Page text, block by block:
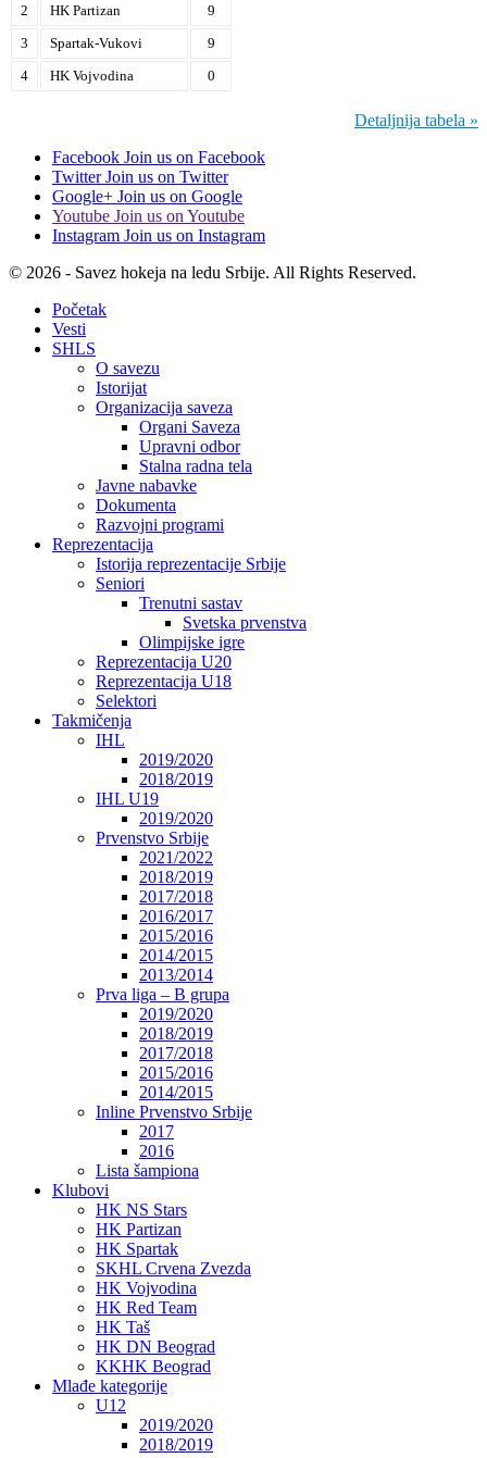
2
HK Partizan
9
3
Spartak-Vukovi
9
4
HK Vojvodina 0
Detaljnija tabela »
Facebook Join us on Facebook
Twitter Join us on Twitter
Google+ Join us on Google
Youtube Join us on Youtube
Instagram Join us on Instagram
© 2026 - Savez hokeja na ledu Srbije. All Rights Reserved.
Početak
Vesti
SHLS
O savezu
Istorijat
Organizacija saveza
Organi Saveza
Upravni odbor
Stalna radna tela
Javne nabavke
Dokumenta
Razvojni programi
Reprezentacija
Istorija reprezentacije Srbije
Seniori
Trenutni sastav
Svetska prvenstva
Olimpijske igre
Reprezentacija U20
Reprezentacija U18
Selektori
Takmičenja
IHL
2019/2020
2018/2019
IHL U19
2019/2020
Prvenstvo Srbije
2021/2022
2018/2019
2017/2018
2016/2017
2015/2016
2014/2015
2013/2014
Prva liga – B grupa
2019/2020
2018/2019
2017/2018
2015/2016
2014/2015
Inline Prvenstvo Srbije
2017
2016
Lista šampiona
Klubovi
HK NS Stars
HK Partizan
HK Spartak
SKHL Crvena Zvezda
HK Vojvodina
HK Red Team
HK Taš
HK DN Beograd
KKHK Beograd
Mlađe kategorije
U12
2019/2020
2018/2019